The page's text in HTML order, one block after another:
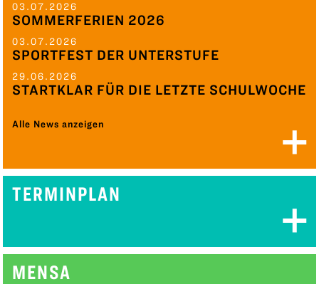
TERMINPLAN
MENSA
03.07.2026
SOMMERFERIEN 2026
03.07.2026
SPORTFEST DER UNTERSTUFE
29.06.2026
STARTKLAR FÜR DIE LETZTE SCHULWOCHE
Alle News anzeigen